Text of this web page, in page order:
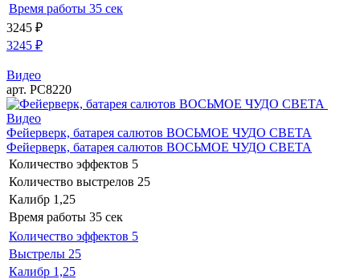
Время работы 35 сек
3245 ₽
3245 ₽
Видео
арт. РС8220
Видео
Фейерверк, батарея салютов ВОСЬМОЕ ЧУДО СВЕТА
Фейерверк, батарея салютов ВОСЬМОЕ ЧУДО СВЕТА
Количество эффектов 5
Количество выстрелов 25
Калибр 1,25
Время работы 35 сек
Количество эффектов 5
Выстрелы 25
Калибр 1,25